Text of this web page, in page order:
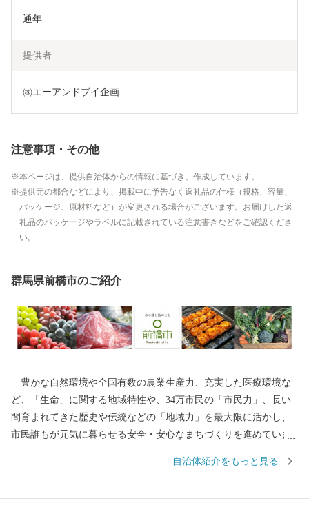
通年
提供者
㈱エーアンドブイ企画
注意事項・その他
本ページは、提供自治体からの情報に基づき、作成しています。
提供元の都合などにより、掲載中に予告なく返礼品の仕様（規格、容量、
パッケージ、原材料など）が変更される場合がございます。お届けした返
礼品のパッケージやラベルに記載されている注意書きなどをご確認くださ
い。
群馬県前橋市のご紹介
豊かな自然環境や全国有数の農業生産力、充実した医療環境な
ど、「生命」に関する地域特性や、34万市民の「市民力」、長い
間育まれてきた歴史や伝統などの「地域力」を最大限に活かし、
市民誰もが元気に暮らせる安全・安心なまちづくりを進めていま
もに事業を推進したい13のプロジェクトコース と市長一任コース
自治体紹介をもっと見る